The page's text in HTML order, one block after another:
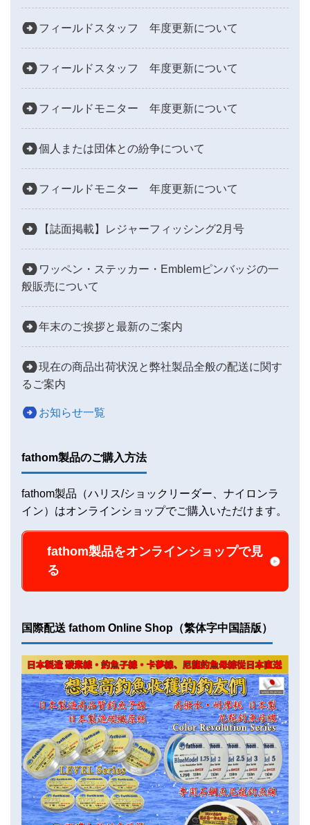
フィールドスタッフ 年度更新について
フィールドスタッフ 年度更新について
フィールドモニター 年度更新について
個人または団体との紛争について
フィールドモニター 年度更新について
【誌面掲載】レジャーフィッシング2月号
ワッペン・ステッカー・Emblemピンバッジの一
般販売について
年末のご挨拶と最新のご案内
現在の商品出荷状況と弊社製品全般の配送に関す
るご案内
お知らせ一覧
fathom製品のご購入方法
fathom製品（ハリス/ショックリーダー、ナイロンラ
イン）はオンラインショップでご購入いただけます。
fathom製品をオンラインショップで見
る
国際配送 fathom Online Shop（繁体字中国語版）